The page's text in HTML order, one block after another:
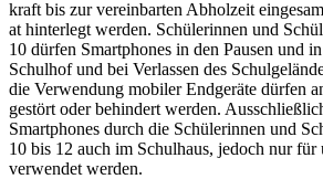
kraft bis zur ver­ein­bar­ten Abhol­zeit
at hin­ter­legt wer­den. Schü­le­rin­nen und
10 dür­fen Smart­phones in den Pau­sen und
Schul­hof und bei Ver­las­sen des
die Ver­wen­dung mobi­ler End­ge­rä­te dür­fen
gestört oder behin­dert wer­den.
Smart­phones durch die Schü­le­rin­nen und
10 bis 12 auch im Schul­haus, jedoch nur
ver­wen­det werden.